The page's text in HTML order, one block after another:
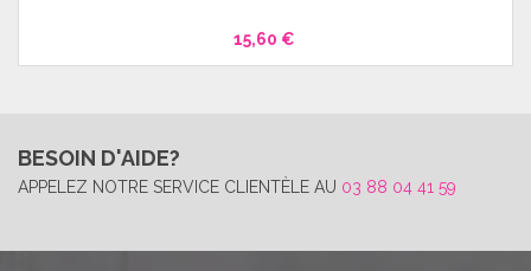
15,60 €
BESOIN D'AIDE?
APPELEZ NOTRE SERVICE CLIENTÈLE AU 03 88 04 41 59